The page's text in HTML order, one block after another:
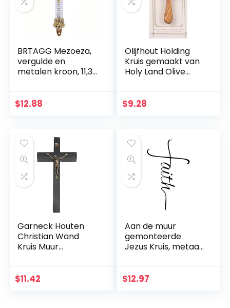
BRTAGG Mezoeza,
vergulde en
metalen kroon, 11,3
$12.88
Olijfhout Holding
Kruis gemaakt van
Holy Land Olive
$9.28
Garneck Houten
Christian Wand
Kruis Muur
Jezus Kruis
$11.42
Aan de muur
gemonteerde
Jezus Kruis, metaal
muurhanger,
$12.97